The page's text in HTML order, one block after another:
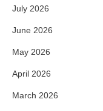
July 2026
June 2026
May 2026
April 2026
March 2026